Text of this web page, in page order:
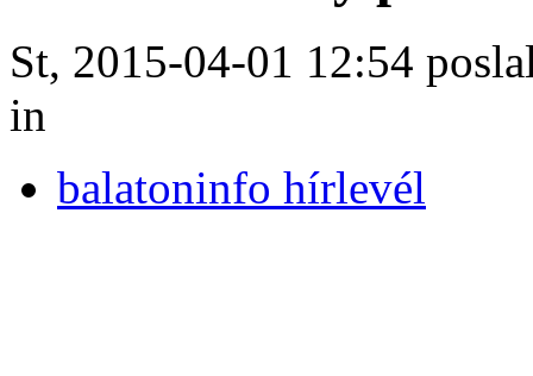
St, 2015-04-01 12:54
in
balatoninfo hírlevél